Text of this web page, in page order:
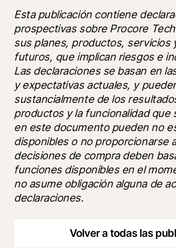
Esta publicación contiene
prospectivas sobre Procore
sus planes, productos, servicios
futuros, que implican riesgos e
Las declaraciones se basan en
y expectativas actuales, y
sustancialmente de los
productos y la funcionalidad que
en este documento pueden no
disponibles o no proporcionarse
decisiones de compra deben
funciones disponibles en el
no asume obligación alguna de
declaraciones.
Volver a todas las